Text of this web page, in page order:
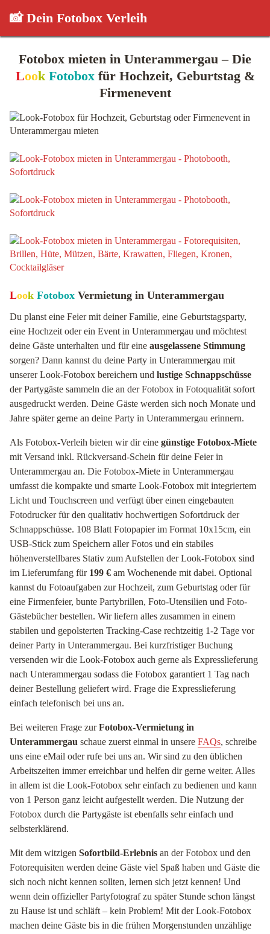
📸 Dein Fotobox Verleih
Fotobox mieten in Unterammergau – Die
Look Fotoboxfür Hochzeit, Geburtstag &
Firmenevent
Look Fotobox Vermietung in Unterammergau
Du planst eine Feier mit deiner Familie, eine Geburtstagsparty,
eine Hochzeit oder ein Event in Unterammergau und möchtest
deine Gäste unterhalten und für eine ausgelassene Stimmung
sorgen? Dann kannst du deine Party in Unterammergau mit
unserer Look-Fotobox bereichern und lustige Schnappschüsse
der Partygäste sammeln die an der Fotobox in Fotoqualität sofort
ausgedruckt werden. Deine Gäste werden sich noch Monate und
Jahre später gerne an deine Party in Unterammergau erinnern.
Als Fotobox-Verleih bieten wir dir eine günstige Fotobox-Miete
mit Versand inkl. Rückversand-Schein für deine Feier in
Unterammergau an. Die Fotobox-Miete in Unterammergau
umfasst die kompakte und smarte Look-Fotobox mit integriertem
Licht und Touchscreen und verfügt über einen eingebauten
Fotodrucker für den qualitativ hochwertigen Sofortdruck der
Schnappschüsse. 108 Blatt Fotopapier im Format 10x15cm, ein
USB-Stick zum Speichern aller Fotos und ein stabiles
höhenverstellbares Stativ zum Aufstellen der Look-Fotobox sind
im Lieferumfang für 199 € am Wochenende mit dabei. Optional
kannst du Fotoaufgaben zur Hochzeit, zum Geburtstag oder für
eine Firmenfeier, bunte Partybrillen, Foto-Utensilien und Foto-
Gästebücher bestellen. Wir liefern alles zusammen in einem
stabilen und gepolsterten Tracking-Case rechtzeitig 1-2 Tage vor
deiner Party in Unterammergau. Bei kurzfristiger Buchung
versenden wir die Look-Fotobox auch gerne als Expresslieferung
nach Unterammergau sodass die Fotobox garantiert 1 Tag nach
deiner Bestellung geliefert wird. Frage die Expresslieferung
einfach telefonisch bei uns an.
Bei weiteren Frage zurFotobox-Vermietung in
Unterammergau schaue zuerst einmal in unsere FAQs, schreibe
uns eine eMail oder rufe bei uns an. Wir sind zu den üblichen
Arbeitszeiten immer erreichbar und helfen dir gerne weiter. Alles
in allem ist die Look-Fotobox sehr einfach zu bedienen und kann
von 1 Person ganz leicht aufgestellt werden. Die Nutzung der
Fotobox durch die Partygäste ist ebenfalls sehr einfach und
selbsterklärend.
Mit dem witzigen Sofortbild-Erlebnis an der Fotobox und den
Fotorequisiten werden deine Gäste viel Spaß haben und Gäste die
sich noch nicht kennen sollten, lernen sich jetzt kennen! Und
wenn dein offizieller Partyfotograf zu später Stunde schon längst
zu Hause ist und schläft – kein Problem! Mit der Look-Fotobox
machen deine Gäste bis in die frühen Morgenstunden unzählige